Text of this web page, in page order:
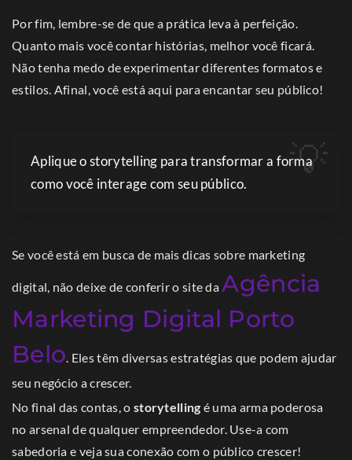
Por fim, lembre-se de que a prática leva à perfeição.
Quanto mais você contar histórias, melhor você ficará.
Não tenha medo de experimentar diferentes formatos e
estilos. Afinal, você está aqui para encantar seu público!
Aplique o storytelling para transformar a forma
como você interage com seu público.
Se você está em busca de mais dicas sobre marketing
digital, não deixe de conferir o site daAgência
Marketing Digital Porto
Belo. Eles têm diversas estratégias que podem ajudar
seu negócio a crescer.
No final das contas, o storytelling é uma arma poderosa
no arsenal de qualquer empreendedor. Use-a com
sabedoria e veja sua conexão com o público crescer!